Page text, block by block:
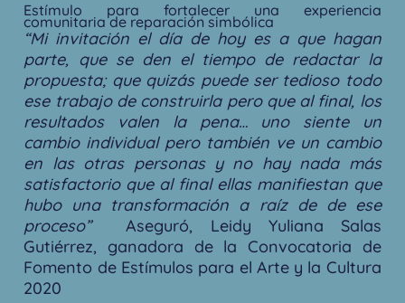
Estímulo para fortalecer una experiencia
comunitaria de reparación simbólica
“Mi invitación el día de hoy es a que hagan
parte, que se den el tiempo de redactar la
propuesta; que quizás puede ser tedioso todo
ese trabajo de construirla pero que al final, los
resultados valen la pena… uno siente un
cambio individual pero también ve un cambio
en las otras personas y no hay nada más
satisfactorio que al final ellas manifiestan que
hubo una transformación a raíz de de ese
proceso”
Aseguró, Leidy Yuliana Salas
Gutiérrez, ganadora de la Convocatoria de
Fomento de Estímulos para el Arte y la Cultura
2020